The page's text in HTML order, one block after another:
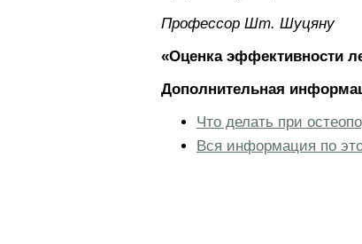
Профессор Шт. Шуцяну
«Оценка эффективности
Дополнительная
Что делать при
Вся информация по